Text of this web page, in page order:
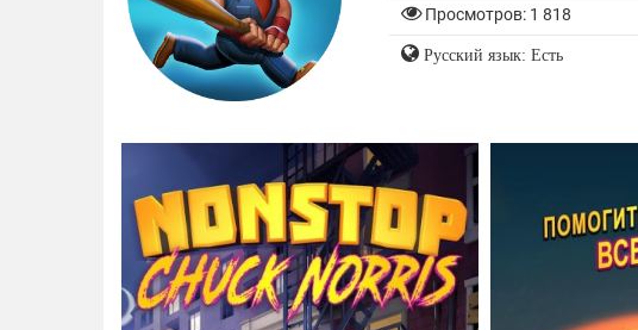
Просмотров: 1 818
Русский язык: Есть